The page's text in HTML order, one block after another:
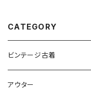
CATEGORY
ビンテージ古着
アウター